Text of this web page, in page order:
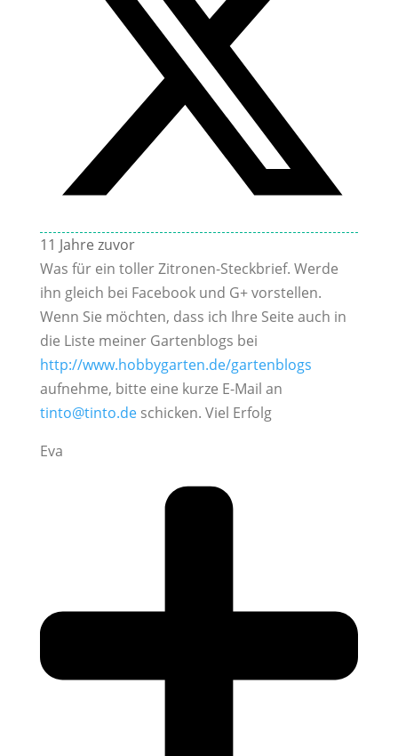
11 Jahre zuvor
Was für ein toller Zitronen-Steckbrief. Werde
ihn gleich bei Facebook und G+ vorstellen.
Wenn Sie möchten, dass ich Ihre Seite auch in
die Liste meiner Gartenblogs bei
http://www.hobbygarten.de/gartenblogs
aufnehme, bitte eine kurze E-Mail an
tinto@tinto.deschicken. Viel Erfolg
Eva